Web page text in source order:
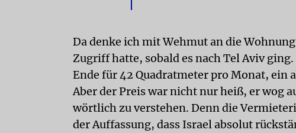
Da denke ich mit Wehmut an die
Zugriff hatte, sobald es nach Tel Aviv
Ende für 42 Quadratmeter pro Monat, ein
Aber der Preis war nicht nur heiß, er wog
wörtlich zu verstehen. Denn die
der Auffassung, dass Israel absolut